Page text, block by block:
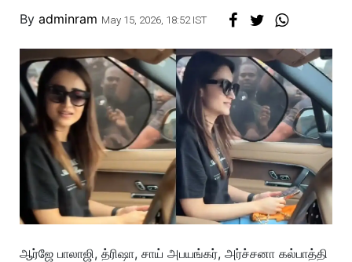
By adminram May 15, 2026, 18:52 IST
ஆர்ஜே பாலாஜி, த்ரிஷா, சாய் அபயங்கர், அர்ச்சனா கல்பாத்தி